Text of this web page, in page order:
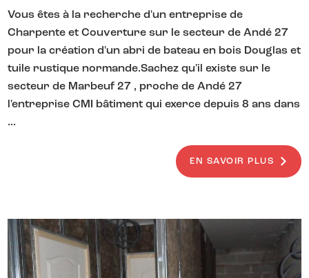
Vous êtes à la recherche d'un entreprise de
Charpente et Couverture sur le secteur de Andé 27
pour la création d'un abri de bateau en bois Douglas et
tuile rustique normande.Sachez qu'il existe sur le
secteur de Marbeuf 27 , proche de Andé 27
l'entreprise CMI bâtiment qui exerce depuis 8 ans dans
...
EN SAVOIR PLUS